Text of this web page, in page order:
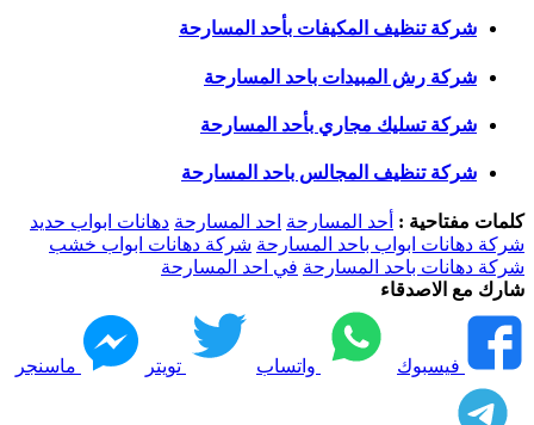
شركة تنظيف المكيفات بأحد المسارحة
شركة رش المبيدات باحد المسارحة
شركة تسليك مجاري بأحد المسارحة
شركة تنظيف المجالس باحد المسارحة
كلمات مفتاحية : أحد المسارحة احد المسارحة دهانات ابواب حديد
شركة دهانات ابواب باحد المسارحة شركة دهانات ابواب خشب
شركة دهانات باحد المسارحة في احد المسارحة
شارك مع الاصدقاء
فيسبوك واتساب تويتر ماسنجر